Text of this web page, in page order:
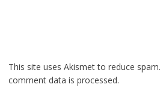
This site uses Akismet to reduce spam.
comment data is processed.